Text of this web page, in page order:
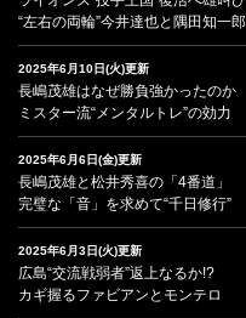
“左右の両輪”今井達也と隅田知一郎
2025年6月10日(火)更新
長嶋茂雄はなぜ勝負強かったのか
ミスター流“メンタルトレ”の効力
2025年6月6日(金)更新
長嶋茂雄と松井秀喜の「4番道」
完璧な「音」を求めて“千日修行”
2025年6月3日(火)更新
広島“交流戦弱者”返上なるか!?
カギ握るファビアンとモンテロ